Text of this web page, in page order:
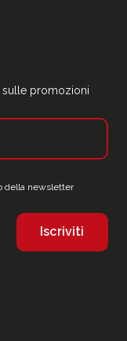
sulle promozioni
della newsletter